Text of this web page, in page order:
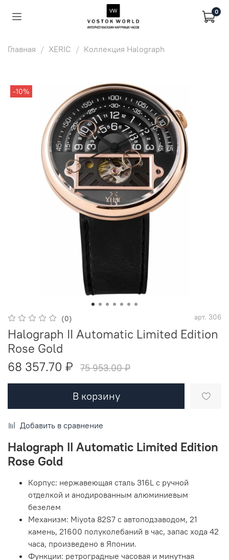
0
Главная XERIC Коллекция Halograph
-10%
(0) арт. 306
Halograph II Automatic Limited Edition
Rose Gold
68 357.70 ₽
75 953.00 ₽
В корзину
Добавить в сравнение
Halograph II Automatic Limited Edition
Rose Gold
Корпус: нержавеющая сталь 316L с ручной
отделкой и анодированным алюминиевым
безелем
Механизм: Miyota 82S7 с автоподзаводом, 21
камень, 21600 полуколебаний в час, запас хода 42
часа, произведено в Японии.
Функции: ретроградные часовая и минутная